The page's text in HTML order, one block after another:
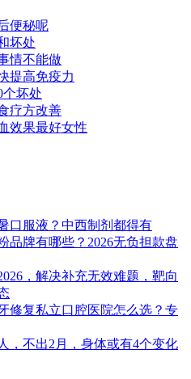
便秘呢
坏处
情不能做
提高免疫力
个坏处
疗方改善
效果最好女性
口服液？中西制剂都得有
品牌有哪些？2026无负担款盘
，解决补充无效难题，靶向
修复私立口腔医院怎么选？专
，不出2月，身体或有4个变化